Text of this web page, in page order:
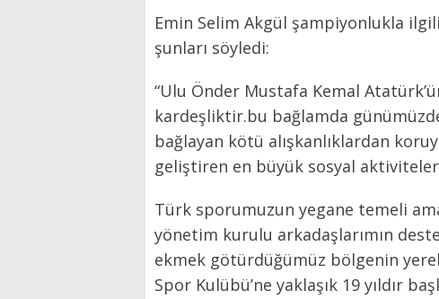
Emin Selim Akgül şampiyonlukla ilgili
şunları söyledi:
“Ulu Önder Mustafa Kemal
kardeşliktir.bu bağlamda
bağlayan kötü alışkanlıklardan
geliştiren en büyük sosyal
Türk sporumuzun yegane temeli
yönetim kurulu arkadaşlarımın
ekmek götürdüğümüz bölgenin
Spor Kulübü’ne yaklaşık 19 yıldır